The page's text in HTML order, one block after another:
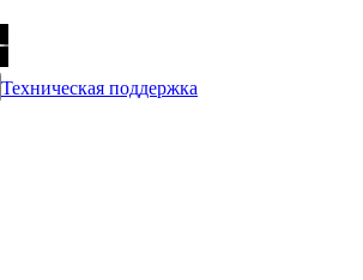
Техническая поддержка